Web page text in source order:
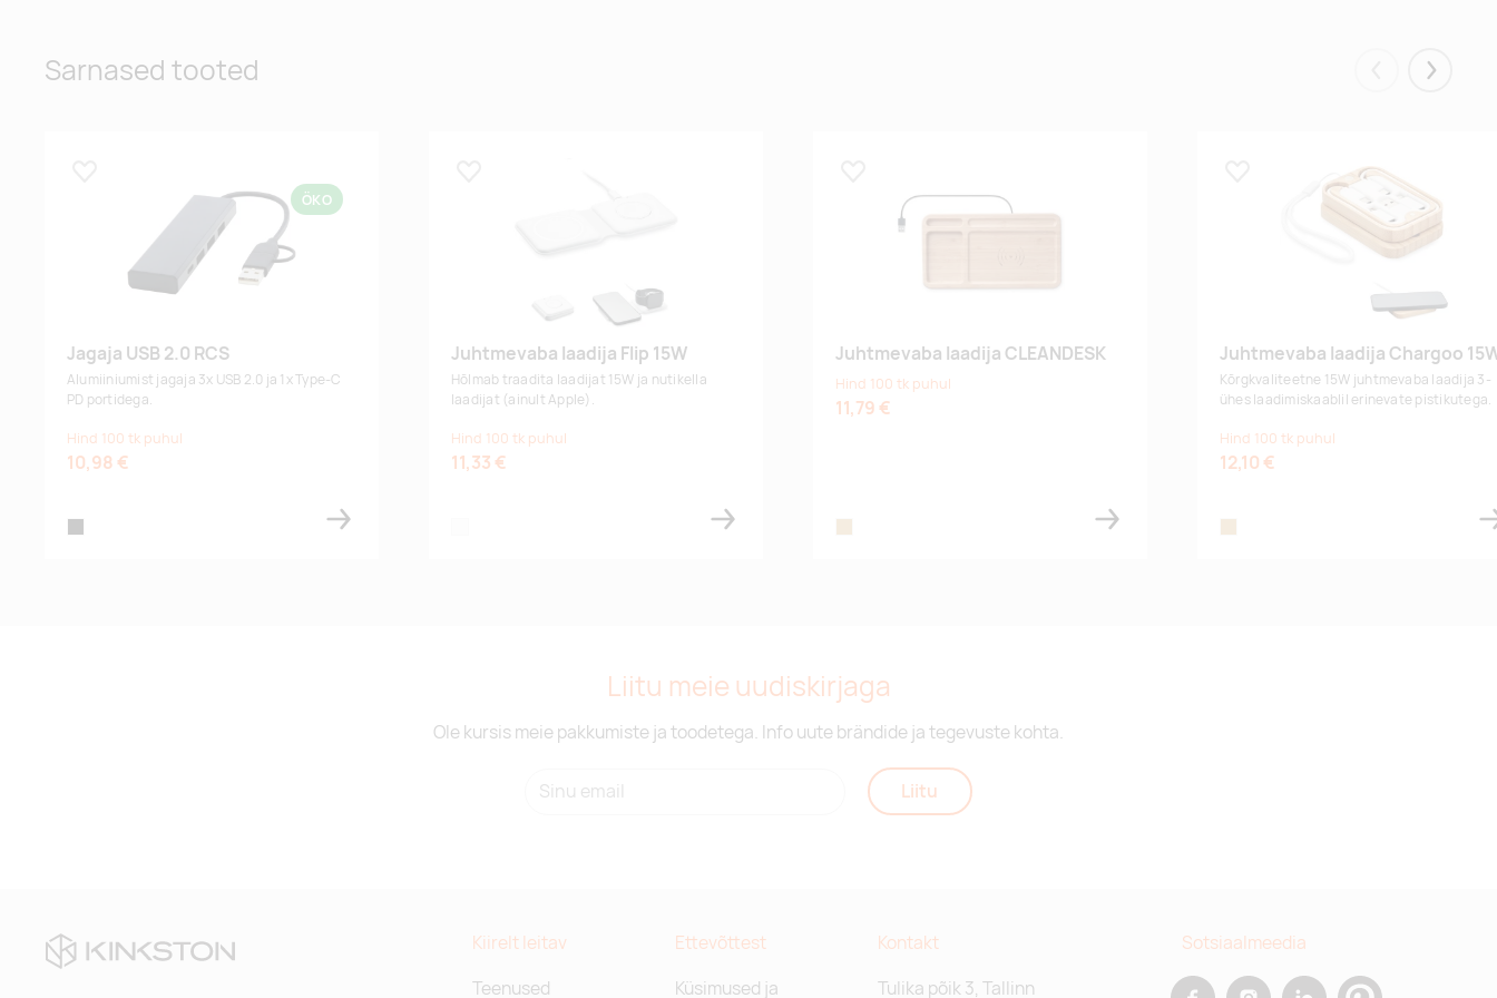
Sarnased tooted Eelmised
ÖKO
Jagaja USB 2.0 RCS
Alumiiniumist jagaja 3x USB 2.0 ja 1x Type-C
PD portidega.
Hind 100 tk puhul
10,98 €
Juhtmevaba laadija Flip 15W
Hõlmab traadita laadijat 15W ja nutikella
laadijat (ainult Apple).
Hind 100 tk puhul
11,33 €
Juhtmevaba laadija CLEANDESK
Hind 100 tk puhul
11,79 €
Juhtmevaba laadija Chargoo
Kõrgkvaliteetne 15W juhtmevaba laadija 3-
ühes laadimiskaablil erinevate pistikutega.
Hind 100 tk puhul
12,10 €
Liitu meie uudiskirjaga
Ole kursis meie pakkumiste ja toodetega. Info uute brändide ja tegevuste kohta.
Liitu
Kiirelt leitav
Teenused
Ettevõttest
Küsimused ja
Kontakt
Tulika põik 3, Tallinn
Sotsiaalmeedia